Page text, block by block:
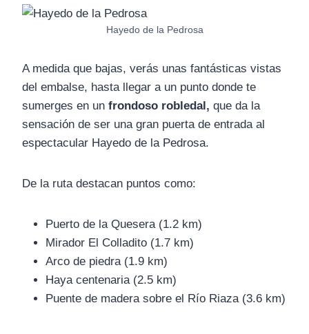
Hayedo de la Pedrosa
A medida que bajas, verás unas fantásticas vistas
del embalse, hasta llegar a un punto donde te
sumerges en un frondoso robledal, que da la
sensación de ser una gran puerta de entrada al
espectacular Hayedo de la Pedrosa.
De la ruta destacan puntos como:
Puerto de la Quesera (1.2 km)
Mirador El Colladito (1.7 km)
Arco de piedra (1.9 km)
Haya centenaria (2.5 km)
Puente de madera sobre el Río Riaza (3.6 km)